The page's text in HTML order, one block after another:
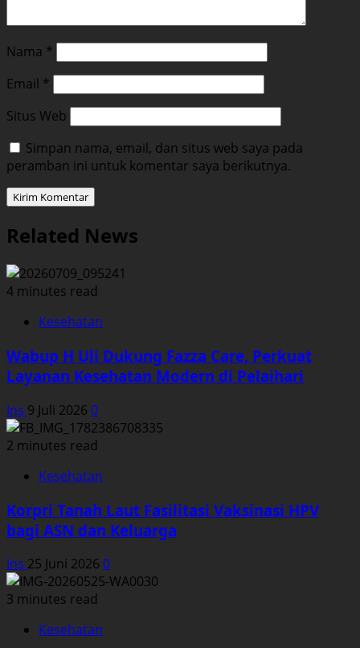
Nama *
Email *
Situs Web
Simpan nama, email, dan situs web saya pada
peramban ini untuk komentar saya berikutnya.
Related News
4 minutes read
Kesehatan
Wabup H Uli Dukung Fazza Care, Perkuat
Layanan Kesehatan Modern di Pelaihari
Ins 9 Juli 2026 0
2 minutes read
Kesehatan
Korpri Tanah Laut Fasilitasi Vaksinasi HPV
bagi ASN dan Keluarga
Ins 25 Juni 2026 0
3 minutes read
Kesehatan